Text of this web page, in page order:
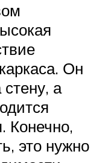
Он
а
Конечно,
это нужно